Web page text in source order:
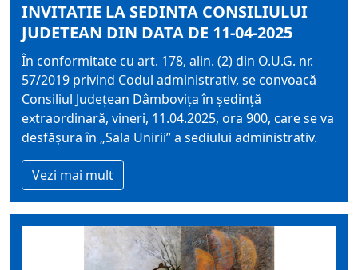
INVITATIE LA SEDINTA CONSILIULUI
JUDETEAN DIN DATA DE 11-04-2025
În conformitate cu art. 178, alin. (2) din O.U.G. nr.
57/2019 privind Codul administrativ, se convoacă
Consiliul Judeţean Dâmboviţa în şedinţă
extraordinară, vineri, 11.04.2025, ora 900, care se va
desfăşura în „Sala Unirii” a sediului administrativ.
Vezi mai mult